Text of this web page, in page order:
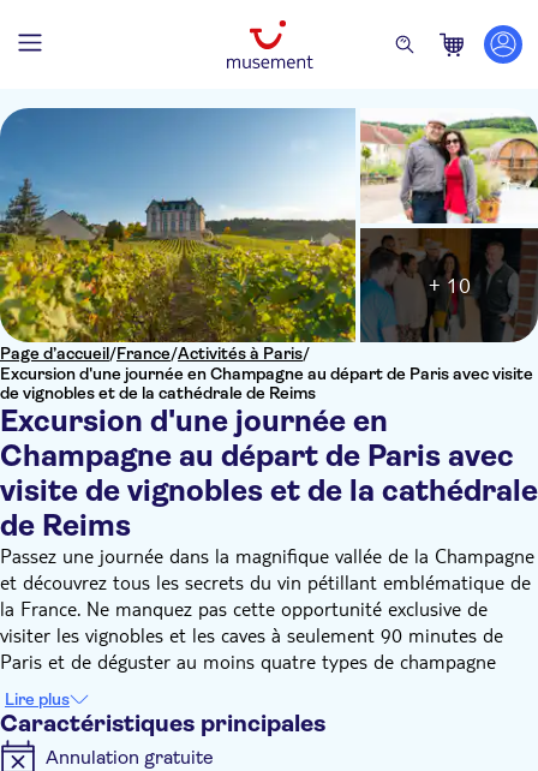
Page d’accueil/France/Activités à Paris/
Excursion d'une journée en Champagne au départ de Paris avec visite
de vignobles et de la cathédrale de Reims
Excursion d'une journée en
Champagne au départ de Paris avec
visite de vignobles et de la cathédrale
de Reims
+ 10
Passez une journée dans la magnifique vallée de la Champagne
et découvrez tous les secrets du vin pétillant emblématique de
la France. Ne manquez pas cette opportunité exclusive de
visiter les vignobles et les caves à seulement 90 minutes de
Paris et de déguster au moins quatre types de champagne
différents.
Le champagne est connu pour être le plus festif, glamour et
romantique de tous les vins. Au cours de cette visite, vous
Lire plus
Caractéristiques principales
Annulation gratuite